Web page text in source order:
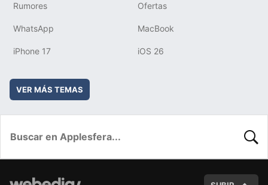
Rumores Ofertas
WhatsApp MacBook
iPhone 17 iOS 26
VER MÁS TEMAS